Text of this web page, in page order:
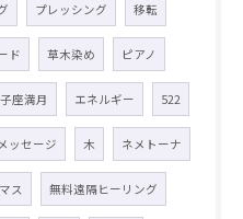
プレッシング 移転
ド 草木染め ピアノ
座満月 エネルギー 522
ッセージ 木 ネメトーナ
ス 無料遠隔ヒーリング